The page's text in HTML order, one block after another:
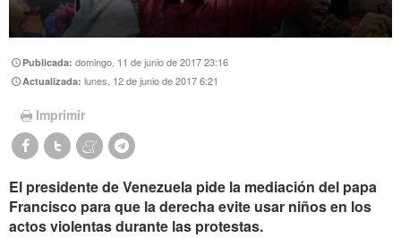
Publicada:domingo, 11 de junio de 2017 23:16
Actualizada:lunes, 12 de junio de 2017 6:21
Imprimir
El presidente de Venezuela pide la mediación del papa
Francisco para que la derecha evite usar niños en los
actos violentas durante las protestas.